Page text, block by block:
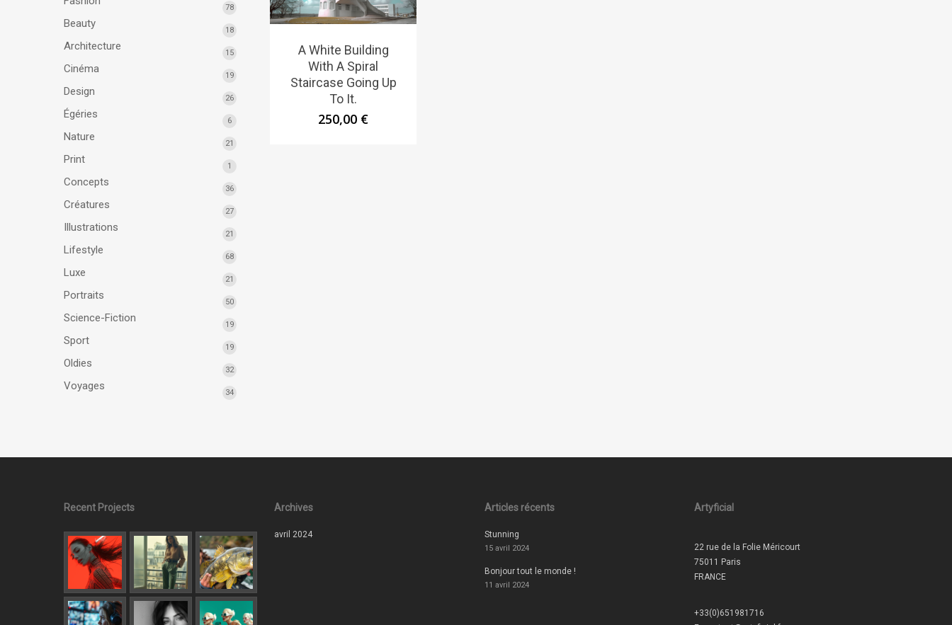
78
Beauty
18
Architecture
15
Cinéma
19
Design
26
Égéries
6
Nature
21
Print
1
Concepts
36
Créatures
27
Illustrations
21
Lifestyle
68
Luxe
21
Portraits
50
Science-Fiction
19
Sport
19
Oldies
32
Voyages
34
A White Building
With A Spiral
Staircase Going Up
To It.
250,00 €
Recent Projects Archives
avril 2024
Articles récents
Stunning
15 avril 2024
Bonjour tout le monde !
11 avril 2024
Artyficial
22 rue de la Folie Méricourt
75011 Paris
FRANCE
+33(0)651981716